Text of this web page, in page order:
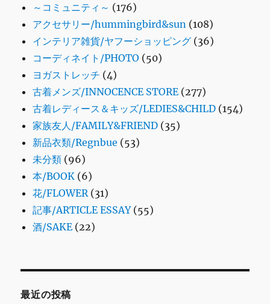
～コミュニティ～ (176)
アクセサリー/hummingbird&sun (108)
インテリア雑貨/ヤフーショッピング (36)
コーディネイト/PHOTO (50)
ヨガストレッチ (4)
古着メンズ/INNOCENCE STORE (277)
古着レディース＆キッズ/LEDIES&CHILD (154)
家族友人/FAMILY&FRIEND (35)
新品衣類/Regnbue (53)
未分類 (96)
本/BOOK (6)
花/FLOWER (31)
記事/ARTICLE ESSAY(55)
酒/SAKE (22)
最近の投稿